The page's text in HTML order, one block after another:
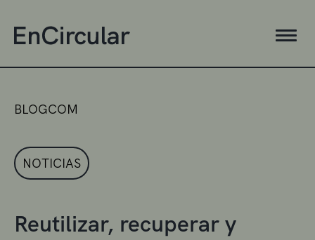
BLOGCOM
NOTICIAS
Reutilizar, recuperar y